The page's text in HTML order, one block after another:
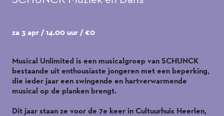
za 3 apr / 14.00 uur / €0
Musical Unlimited is een musicalgroep van SCHUNCK
bestaande uit enthousiaste jongeren met een beperking,
die ieder jaar een swingende en hartverwarmende
musical op de planken brengt.
Dit jaar staan ze voor de 7e keer in Cultuurhuis Heerlen,